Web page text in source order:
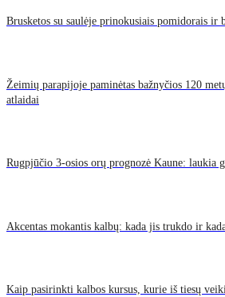
Brusketos su saulėje prinokusiais pomidorais ir
Žeimių parapijoje paminėtas bažnyčios 120
atlaidai
Rugpjūčio 3-osios orų prognozė Kaune: laukia
Akcentas mokantis kalbų: kada jis trukdo ir
Kaip pasirinkti kalbos kursus, kurie iš tiesų